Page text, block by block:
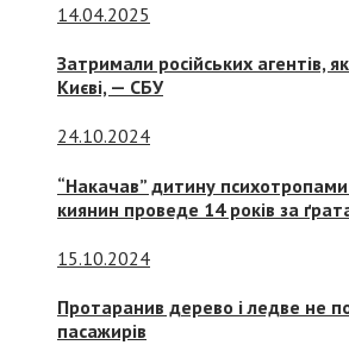
14.04.2025
Затримали російських агентів,
Києві, — СБУ
24.10.2024
“Накачав” дитину психотропами
киянин проведе 14 років за
15.10.2024
Протаранив дерево і ледве не
пасажирів